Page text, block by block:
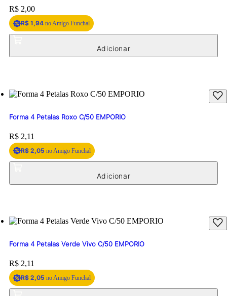
Price:
R$ 2,00
R$ 1,94 no Amigo Funchal
Forma 4 Petalas Roxo C/50 EMPORIO
Price:
R$ 2,11
R$ 2,05 no Amigo Funchal
Forma 4 Petalas Verde Vivo C/50 EMPORIO
Price:
R$ 2,11
R$ 2,05 no Amigo Funchal